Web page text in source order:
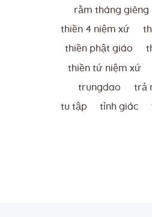
rằm tháng giêng
thiền 4 niệm xứ
thiền phật giáo
thiền tứ niệm xứ
trungdao trả
tu tập tỉnh giác